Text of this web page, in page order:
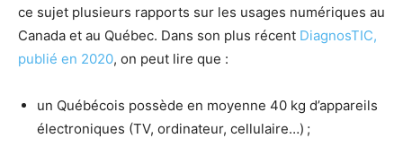
ce sujet plusieurs rapports sur les usages numériques au
Canada et au Québec. Dans son plus récent DiagnosTIC,
publié en 2020, on peut lire que :
un Québécois possède en moyenne 40 kg d’appareils
électroniques (TV, ordinateur, cellulaire…) ;